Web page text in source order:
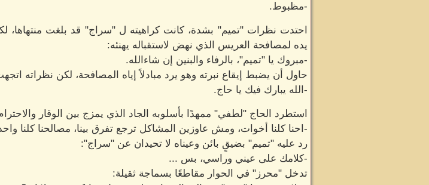
-مظبوط.
احتدت نظرات "تميم" بشدة، كانت كراهيته ل "سراج" قد بلغت
يده لمصافحة العريس الذي نهض لاستقباله يهنئه:
-مبروك يا "تميم"، بالرفاء والبنين إن شاءالله.
حاول أن يضبط إيقاع نبرته وهو يرد مبادلاً إياه المصافحة، لكن نظراته
-الله يبارك فيك يا حاج.
استطرد الحاج "لطفي" ممهدًا بأسلوبه الجاد الذي يمزج بين الوقار
-احنا كلنا أخوات، ومش عاوزين المشاكل ترجع تفرق بينا، مصالحنا كلنا
رد عليه "تميم" بضيقٍ بائن وعيناه لا تحيدان عن "سراج":
-كلامك على عيني وراسي، بس ...
تدخل "محرز" في الحوار مقاطعًا بسماجة ثقيلة: